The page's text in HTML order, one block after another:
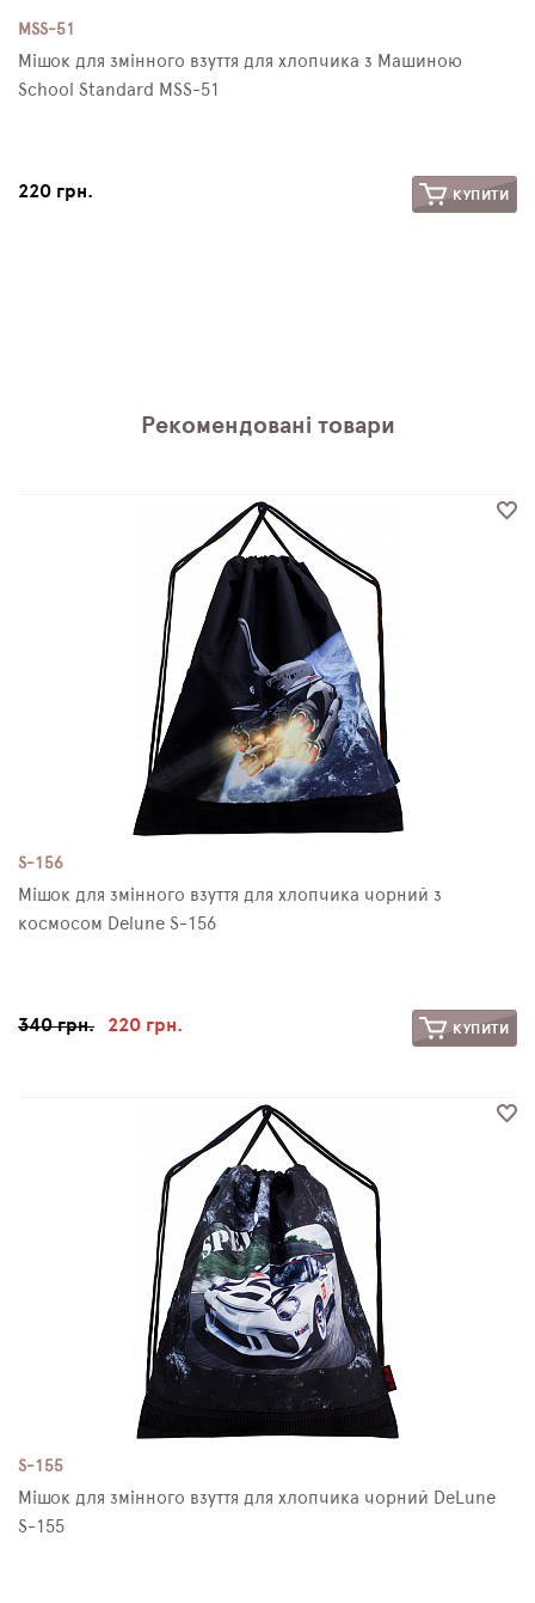
MSS-51
Мішок для змінного взуття для хлопчика з Машиною
School Standard MSS-51
220 грн. КУПИТИ
Рекомендовані товари
S-156
Мішок для змінного взуття для хлопчика чорний з
космосом Delune S-156
340 грн. 220 грн. КУПИТИ
S-155
Мішок для змінного взуття для хлопчика чорний DeLune
S-155